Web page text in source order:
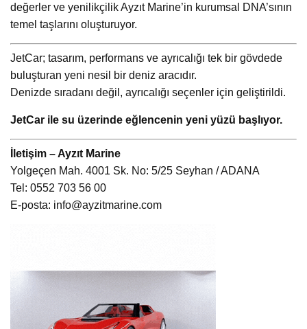
değerler ve yenilikçilik Ayzıt Marine’in kurumsal DNA’sının
temel taşlarını oluşturuyor.
JetCar; tasarım, performans ve ayrıcalığı tek bir gövdede
buluşturan yeni nesil bir deniz aracıdır.
Denizde sıradanı değil, ayrıcalığı seçenler için geliştirildi.
JetCar ile su üzerinde eğlencenin yeni yüzü başlıyor.
İletişim – Ayzıt Marine
Yolgeçen Mah. 4001 Sk. No: 5/25 Seyhan / ADANA
Tel: 0552 703 56 00
E-posta: info@ayzitmarine.com